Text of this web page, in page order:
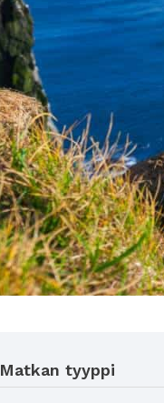
Matkan tyyppi